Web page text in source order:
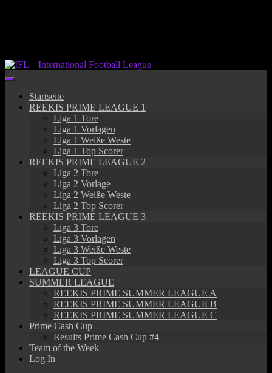
Startseite
REEKIS PRIME LEAGUE 1
Liga 1 Tore
Liga 1 Vorlagen
Liga 1 Weiße Weste
Liga 1 Top Scorer
REEKIS PRIME LEAGUE 2
Liga 2 Tore
Liga 2 Vorlage
Liga 2 Weiße Weste
Liga 2 Top Scorer
REEKIS PRIME LEAGUE 3
Liga 3 Tore
Liga 3 Vorlagen
Liga 3 Weiße Weste
Liga 3 Top Scorer
LEAGUE CUP
SUMMER LEAGUE
REEKIS PRIME SUMMER LEAGUE A
REEKIS PRIME SUMMER LEAGUE B
REEKIS PRIME SUMMER LEAGUE C
Prime Cash Cup
Results Prime Cash Cup #4
Team of the Week
Log In